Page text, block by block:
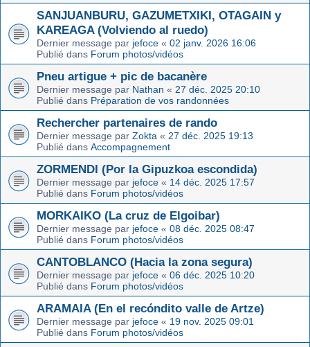
SANJUANBURU, GAZUMETXIKI, OTAGAIN y
KAREAGA (Volviendo al ruedo)
Dernier message par jefoce « 02 janv. 2026 16:06
Publié dans Forum photos/vidéos
Pneu artigue + pic de bacanère
Dernier message par Nathan « 27 déc. 2025 20:10
Publié dans Préparation de vos randonnées
Rechercher partenaires de rando
Dernier message par Zokta « 27 déc. 2025 19:13
Publié dans Accompagnement
ZORMENDI (Por la Gipuzkoa escondida)
Dernier message par jefoce « 14 déc. 2025 17:57
Publié dans Forum photos/vidéos
MORKAIKO (La cruz de Elgoibar)
Dernier message par jefoce « 08 déc. 2025 08:47
Publié dans Forum photos/vidéos
CANTOBLANCO (Hacia la zona segura)
Dernier message par jefoce « 06 déc. 2025 10:20
Publié dans Forum photos/vidéos
ARAMAIA (En el recóndito valle de Artze)
Dernier message par jefoce « 19 nov. 2025 09:01
Publié dans Forum photos/vidéos